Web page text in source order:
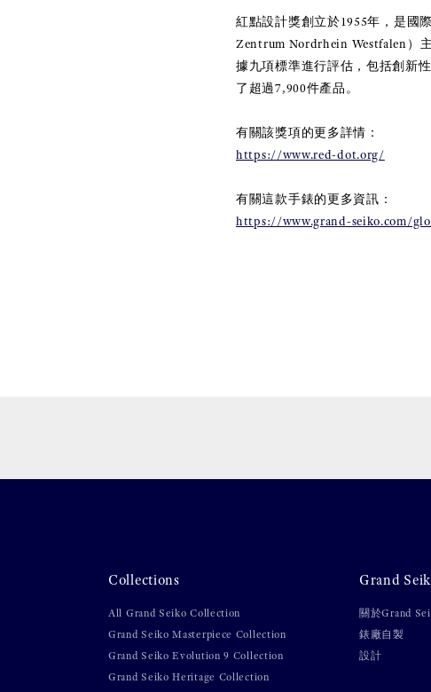
紅點設計獎創立於1955年，是國
Zentrum Nordrhein Westfalen ）
據九項標準進行評估，包括創新
了超過7,900件產品。
有關該獎項的更多詳情：
https://www.red-dot.org/
有關這款手錶的更多資訊：
https://www.grand-seiko.com/
Collections
All Grand Seiko Collection
Grand Seiko Masterpiece Collection
Grand Seiko Evolution 9 Collection
Grand Seiko Heritage Collection
Grand
關於Grand
錶廠自製
設計